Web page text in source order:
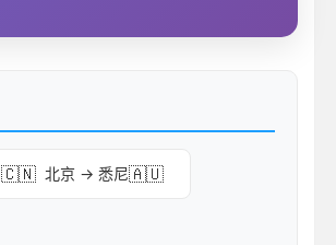
🇨🇳 北京 → 悉尼🇦🇺